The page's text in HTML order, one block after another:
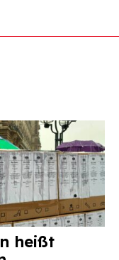
heißt